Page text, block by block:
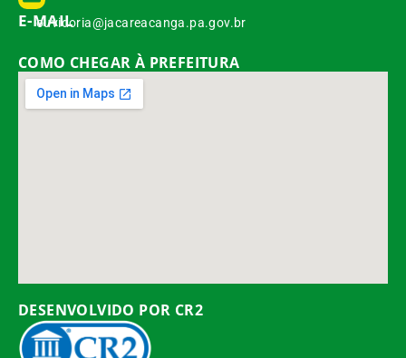
E-MAIL
ouvidoria@jacareacanga.pa.gov.br
COMO CHEGAR À PREFEITURA
DESENVOLVIDO POR CR2